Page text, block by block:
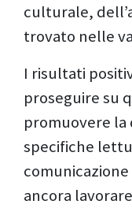
culturale,
trovato nelle
I risultati
proseguire su
promuovere la
specifiche
ancora